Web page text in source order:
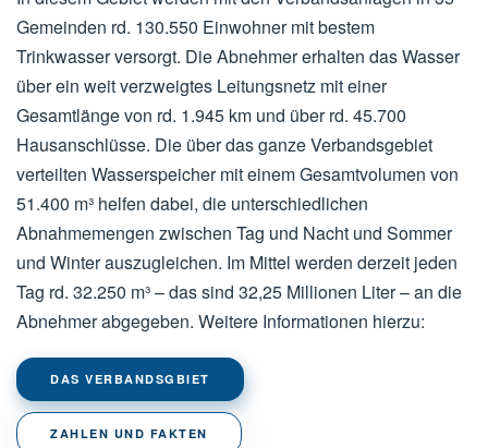
Gemeinden rd. 130.550 Einwohner mit bestem
Trinkwasser versorgt. Die Abnehmer erhalten das Wasser
über ein weit verzweigtes Leitungsnetz mit einer
Gesamtlänge von rd. 1.945 km und über rd. 45.700
Hausanschlüsse. Die über das ganze Verbandsgebiet
verteilten Wasserspeicher mit einem Gesamtvolumen von
51.400 m³ helfen dabei, die unterschiedlichen
Abnahmemengen zwischen Tag und Nacht und Sommer
und Winter auszugleichen. Im Mittel werden derzeit jeden
Tag rd. 32.250 m³ – das sind 32,25 Millionen Liter – an die
Abnehmer abgegeben. Weitere Informationen hierzu:
DAS VERBANDSGBIET
ZAHLEN UND FAKTEN